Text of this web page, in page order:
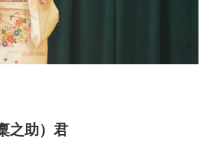
助）君